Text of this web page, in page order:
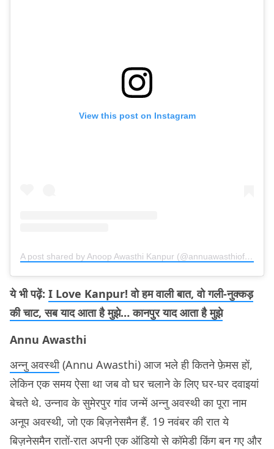
View this post on Instagram
A post shared by Anoop Awasthi Kanpur (@annuawasthiofficial)
ये भी पढ़ें: I Love Kanpur! वो हम वाली बात, वो गली-नुक्कड़
की चाट, सब याद आता है मुझे… कानपुर याद आता है मुझे
Annu Awasthi
अन्नु अवस्थी(Annu Awasthi) आज भले ही कितने फ़ेमस हों,
लेकिन एक समय ऐसा था जब वो घर चलाने के लिए घर-घर दवाइयां
बेचते थे. उन्नाव के सुमेरपुर गांव जन्में अन्नु अवस्थी का पूरा नाम
अनूप अवस्थी, जो एक बिज़नेसमैन हैं. 19 नवंबर की रात ये
बिज़नेसमैन रातों-रात अपनी एक ऑडियो से कॉमेडी किंग बन गए और